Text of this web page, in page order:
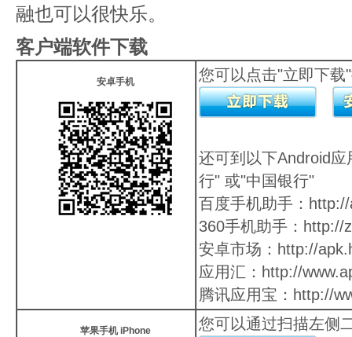
融也可以很快乐。
客户端软件下载
安卓手机 您可以点击"立即下
还可到以下Android
行" 或"中国银行"
百度手机助手：
360手机助手： http://
安卓市场： http://
应用汇： http://
腾讯应用宝： http://
苹果手机 iPhone 您可以通过扫描左侧